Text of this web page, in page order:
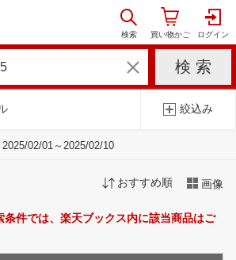
絞込み
2025/02/01～2025/02/10
おすすめ順 画像
条件では、楽天ブックス内に該当商品はご